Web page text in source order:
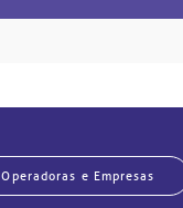
Operadoras e Empresas